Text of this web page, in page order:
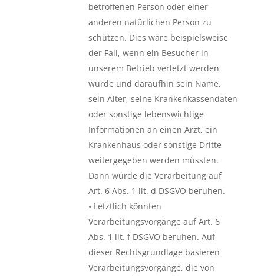
betroffenen Person oder einer
anderen natürlichen Person zu
schützen. Dies wäre beispielsweise
der Fall, wenn ein Besucher in
unserem Betrieb verletzt werden
würde und daraufhin sein Name,
sein Alter, seine Krankenkassendaten
oder sonstige lebenswichtige
Informationen an einen Arzt, ein
Krankenhaus oder sonstige Dritte
weitergegeben werden müssten.
Dann würde die Verarbeitung auf
Art. 6 Abs. 1 lit. d DSGVO beruhen.
• Letztlich könnten
Verarbeitungsvorgänge auf Art. 6
Abs. 1 lit. f DSGVO beruhen. Auf
dieser Rechtsgrundlage basieren
Verarbeitungsvorgänge, die von